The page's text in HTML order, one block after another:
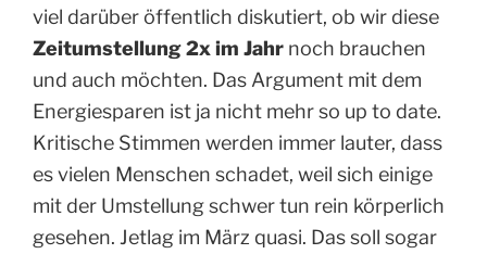
viel darüber öffentlich diskutiert, ob wir diese
Zeitumstellung 2x im Jahr noch brauchen
und auch möchten. Das Argument mit dem
Energiesparen ist ja nicht mehr so up to date.
Kritische Stimmen werden immer lauter, dass
es vielen Menschen schadet, weil sich einige
mit der Umstellung schwer tun rein körperlich
gesehen. Jetlag im März quasi. Das soll sogar